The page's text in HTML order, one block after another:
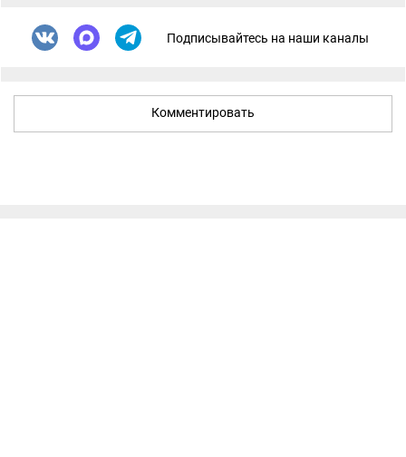
Подписывайтесь на наши каналы
Комментировать